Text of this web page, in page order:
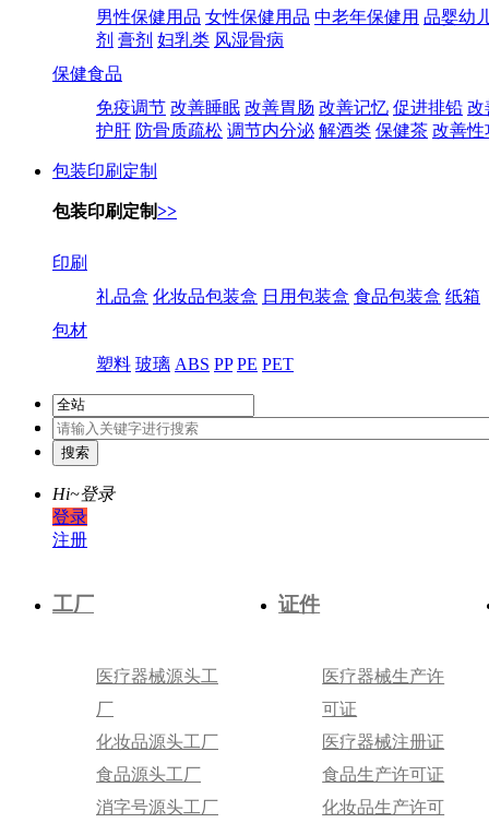
男性保健用品 女性保健用品 中老年保健用 品婴幼
剂 膏剂 妇乳类 风湿骨病
保健食品
免疫调节 改善睡眠 改善胃肠 改善记忆 促进排铅 改
护肝 防骨质疏松 调节内分泌 解酒类 保健茶 改善性
包装印刷定制
包装印刷定制>>
印刷
礼品盒 化妆品包装盒 日用包装盒 食品包装盒 纸箱
包材
塑料 玻璃 ABS PP PE PET
Hi~登录
登录
注册
工厂
医疗器械源头工
厂
化妆品源头工厂
食品源头工厂
消字号源头工厂
证件
医疗器械生产许
可证
医疗器械注册证
食品生产许可证
化妆品生产许可